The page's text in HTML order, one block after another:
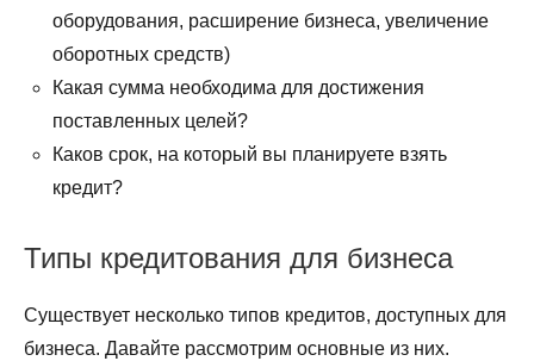
оборудования, расширение бизнеса, увеличение
оборотных средств)
Какая сумма необходима для достижения
поставленных целей?
Каков срок, на который вы планируете взять
кредит?
Типы кредитования для бизнеса
Существует несколько типов кредитов, доступных для
бизнеса. Давайте рассмотрим основные из них.